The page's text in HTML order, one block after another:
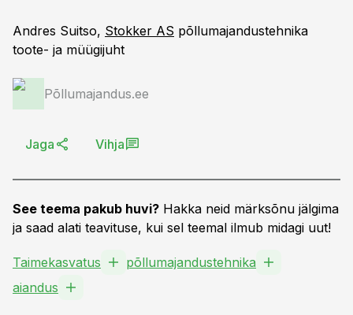
Andres Suitso, Stokker AS põllumajandustehnika
toote- ja müügijuht
Põllumajandus.ee
Jaga Vihja
See teema pakub huvi? Hakka neid märksõnu jälgima
ja saad alati teavituse, kui sel teemal ilmub midagi uut!
Taimekasvatus
põllumajandustehnika
aiandus